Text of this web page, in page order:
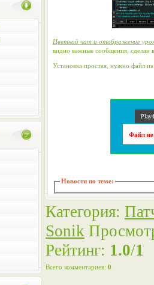
Цветной чат и отображение
видно важные сообщения, сделан
Установка простая, нужно файл
Файл не
Новости по теме:
Категория:
Sonik
Рейтинг: 1.0/1
Всего комментариев: 0